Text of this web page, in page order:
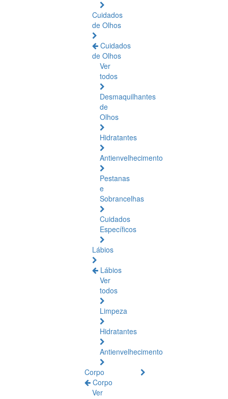
Cuidados
de Olhos
Cuidados
de Olhos
Ver
todos
Desmaquilhantes
de
Olhos
Hidratantes
Antienvelhecimento
Pestanas
e
Sobrancelhas
Cuidados
Específicos
Lábios
Lábios
Ver
todos
Limpeza
Hidratantes
Antienvelhecimento
Corpo
Corpo
Ver